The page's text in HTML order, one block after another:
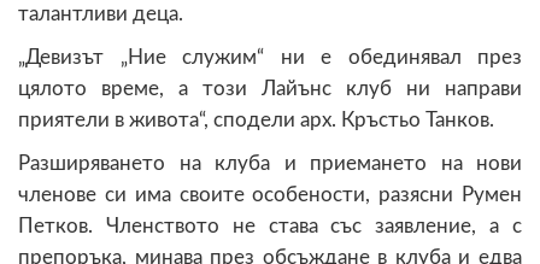
талантливи деца.
„Девизът „Ние служим“ ни е обединявал през
цялото време, а този Лайънс клуб ни направи
приятели в живота“, сподели арх. Кръстьо Танков.
Разширяването на клуба и приемането на нови
членове си има своите особености, разясни Румен
Петков. Членството не става със заявление, а с
препоръка, минава през обсъждане в клуба и едва